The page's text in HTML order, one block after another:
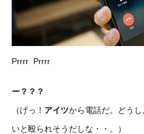
Prrrr Prrrr
ー？？？
（げっ！ アイツから電話だ。どう
いと殴られそうだしな・・。）